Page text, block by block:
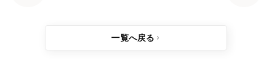
一覧へ戻る